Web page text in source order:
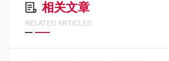
相关文章
RELATED ARTICLES